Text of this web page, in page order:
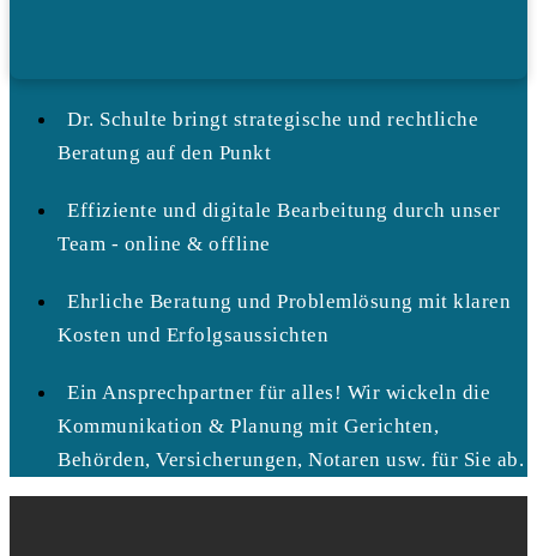
Dr. Schulte bringt strategische und rechtliche
Beratung auf den Punkt
Effiziente und digitale Bearbeitung durch unser
Team - online & offline
Ehrliche Beratung und Problemlösung mit klaren
Kosten und Erfolgsaussichten
Ein Ansprechpartner für alles! Wir wickeln die
Kommunikation & Planung mit Gerichten,
Behörden, Versicherungen, Notaren usw. für Sie ab.